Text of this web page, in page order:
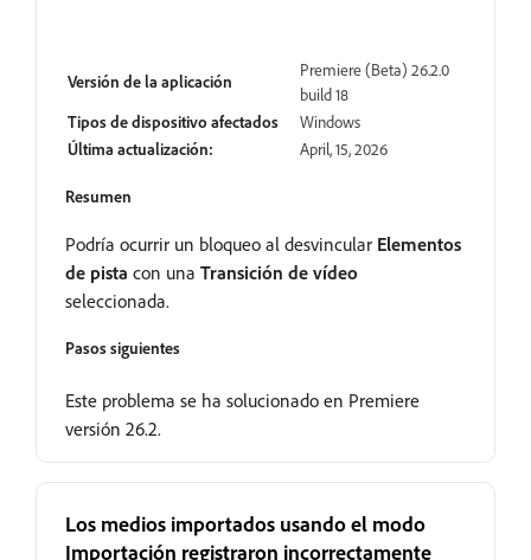
Versión de la aplicación
Premiere (Beta) 26.2.0
build 18
Tipos de dispositivo afectados
Windows
Última actualización:
April, 15, 2026
Resumen
Podría ocurrir un bloqueo al desvincular Elementos
de pista con una Transición de vídeo
seleccionada.
Pasos siguientes
Este problema se ha solucionado en Premiere
versión 26.2.
Los medios importados usando el modo
Importación registraron incorrectamente